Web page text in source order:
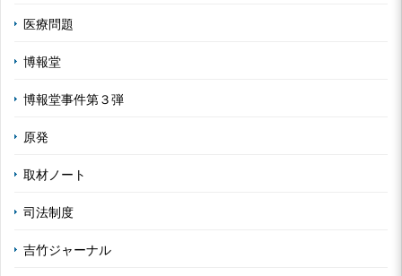
医療問題
博報堂
博報堂事件第３弾
原発
取材ノート
司法制度
吉竹ジャーナル